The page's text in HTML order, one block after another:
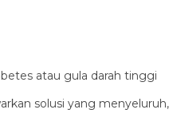
atau gula darah tinggi
solusi yang